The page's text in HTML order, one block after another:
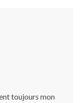
toujours mon